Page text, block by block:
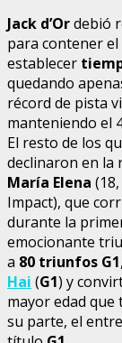
Jack d’Ordebió
para contener
establecer
quedando
récord de pista
manteniendo el
El resto de los
declinaron en la
María Elena
Impact), que
durante la
emocionante
a 80 triunfos G1
Hai (G1) y
mayor edad
su parte, el